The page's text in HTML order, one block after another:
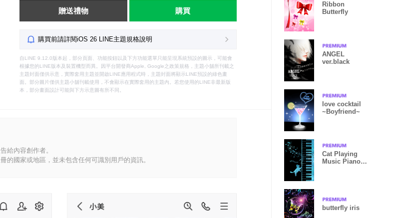
贈送禮物 購買
購買前請詳閱iOS 26 LINE主題規格說明
自LINE 9.12.0版本起，部分頁面、功能按鈕以及下方功能選單只能呈現系統預設的圖示，可能會
根據您的LINE版本及裝置機型而異。因平台開發商Apple, Google之政策規格，主題小舖所刊載之
主題封面僅供示意，實際套用主題並開啟LINE應用程式時，主題封面將顯示LINE預設的綠色畫
面。部分圖片僅供主題小舖刊載使用，不會顯示在實際套用的主題內。若您使用的LINE非最新版
本，部分畫面設計可能與下方示意圖有所不同。
給內容創作者。
的國家或地區，並未包含任何可識別用戶的資訊。
Ribbon
Butterfly
ANGEL
ver.black
love cocktail
~Boyfriend~
Cat Playing
Music Piano
butterfly iris